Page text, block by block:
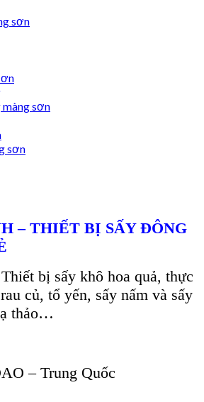
sơn
sơn
sơn
– THIẾT BỊ SẤY ĐÔNG
bị sấy khô hoa quả, thực
củ, tổ yến, sấy nấm và sấy
thảo…
– Trung Quốc